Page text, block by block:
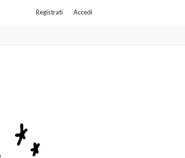
Registrati Accedi